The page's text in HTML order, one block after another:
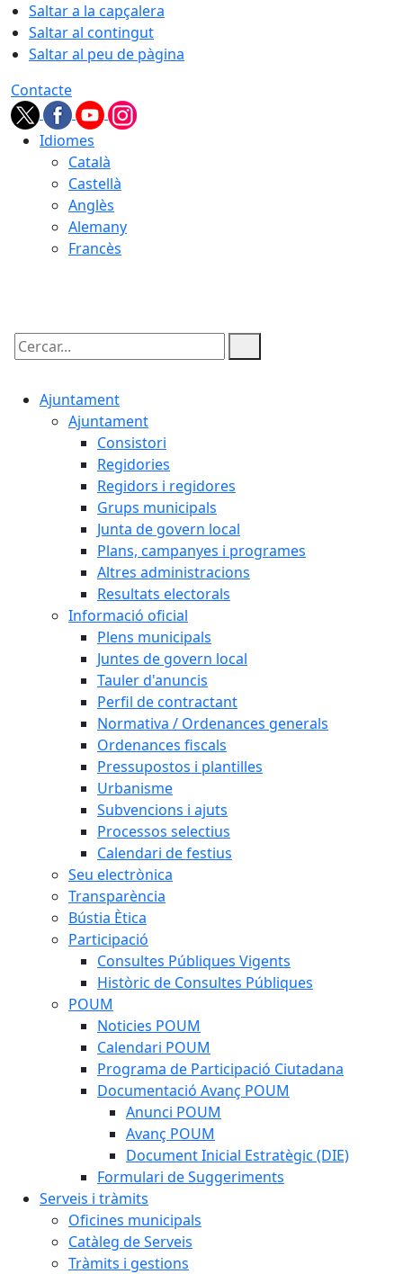
Saltar a la capçalera
Saltar al contingut
Saltar al peu de pàgina
Contacte
Idiomes
Català
Castellà
Anglès
Alemany
Francès
Cercar:
Ajuntament
Ajuntament
Consistori
Regidories
Regidors i regidores
Grups municipals
Junta de govern local
Plans, campanyes i programes
Altres administracions
Resultats electorals
Informació oficial
Plens municipals
Juntes de govern local
Tauler d'anuncis
Perfil de contractant
Normativa / Ordenances generals
Ordenances fiscals
Pressupostos i plantilles
Urbanisme
Subvencions i ajuts
Processos selectius
Calendari de festius
Seu electrònica
Transparència
Bústia Ètica
Participació
Consultes Públiques Vigents
Històric de Consultes Públiques
POUM
Noticies POUM
Calendari POUM
Programa de Participació Ciutadana
Documentació Avanç POUM
Anunci POUM
Avanç POUM
Document Inicial Estratègic (DIE)
Formulari de Suggeriments
Serveis i tràmits
Oficines municipals
Catàleg de Serveis
Tràmits i gestions